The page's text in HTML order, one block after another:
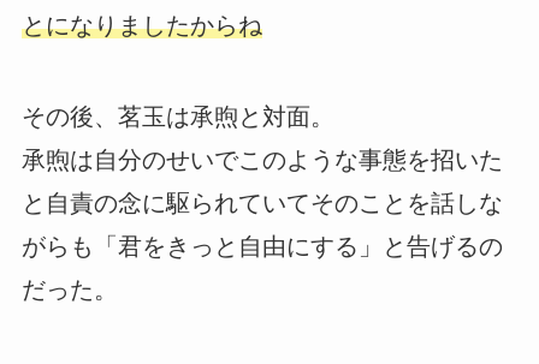
とになりましたからね
その後、茗玉は承煦と対面。
承煦は自分のせいでこのような事態を招いた
と自責の念に駆られていてそのことを話しな
がらも「君をきっと自由にする」と告げるの
だった。